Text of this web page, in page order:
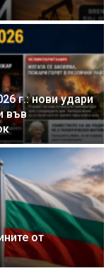
г.: нови удари
във
от